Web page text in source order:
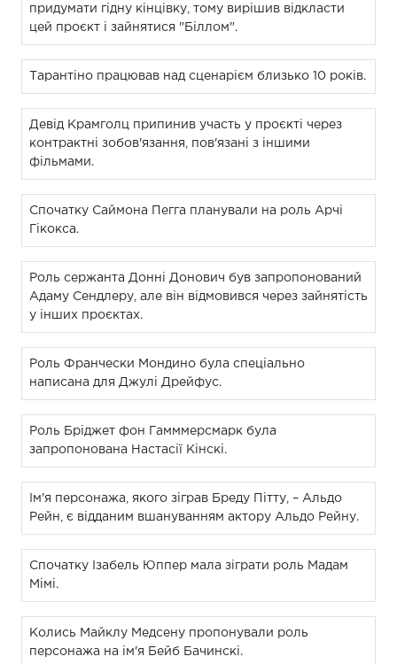
придумати гідну кінцівку, тому вирішив відкласти
цей проєкт і зайнятися "Біллом".
Тарантіно працював над сценарієм близько 10 років.
Девід Крамголц припинив участь у проєкті через
контрактні зобов'язання, пов'язані з іншими
фільмами.
Спочатку Саймона Пегга планували на роль Арчі
Гікокса.
Роль сержанта Донні Донович був запропонований
Адаму Сендлеру, але він відмовився через зайнятість
у інших проєктах.
Роль Франчески Мондино була спеціально
написана для Джулі Дрейфус.
Роль Бріджет фон Гамммерсмарк була
запропонована Настасії Кінскі.
Ім'я персонажа, якого зіграв Бреду Пітту, – Альдо
Рейн, є відданим вшануванням актору Альдо Рейну.
Спочатку Ізабель Юппер мала зіграти роль Мадам
Мімі.
Колись Майклу Медсену пропонували роль
персонажа на ім'я Бейб Бачинскі.